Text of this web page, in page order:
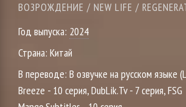
ВОЗРОЖДЕНИЕ / NEW LIFE /
Год выпуска: 2024
Страна: Китай
В переводе: В озвучке на русском языке
Breeze - 10 серия, DubLik.Tv - 7 серия, FSG